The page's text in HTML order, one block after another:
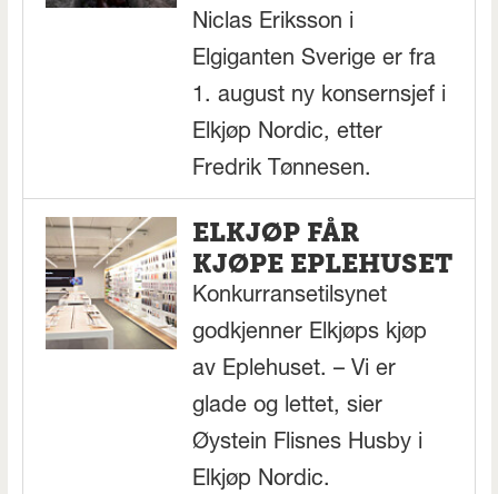
Niclas Eriksson i
Elgiganten Sverige er fra
1. august ny konsernsjef i
Elkjøp Nordic, etter
Fredrik Tønnesen.
ELKJØP FÅR
KJØPE EPLEHUSET
Konkurransetilsynet
godkjenner Elkjøps kjøp
av Eplehuset. – Vi er
glade og lettet, sier
Øystein Flisnes Husby i
Elkjøp Nordic.